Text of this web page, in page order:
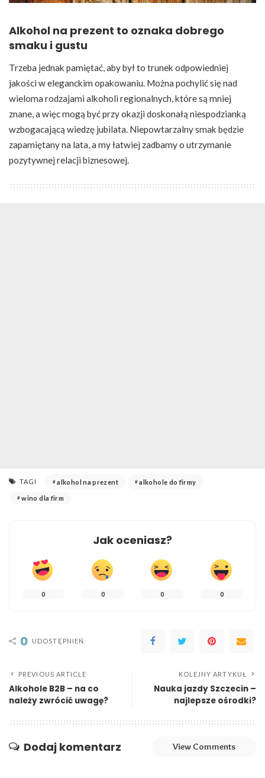
Alkohol na prezent to oznaka dobrego
smaku i gustu
Trzeba jednak pamiętać, aby był to trunek odpowiedniej
jakości w eleganckim opakowaniu. Można pochylić się nad
wieloma rodzajami alkoholi regionalnych, które są mniej
znane, a więc mogą być przy okazji doskonałą niespodzianką
wzbogacającą wiedzę jubilata. Niepowtarzalny smak będzie
zapamiętany na lata, a my łatwiej zadbamy o utrzymanie
pozytywnej relacji biznesowej.
TAGI alkohol na prezent alkohole do firmy
wino dla firm
Jak oceniasz?
0 0 0 0
0 UDOSTĘPNIEŃ
PREVIOUS ARTICLE
Alkohole B2B – na co
należy zwrócić uwagę?
KOLEJNY ARTYKUŁ
Nauka jazdy Szczecin –
najlepsze ośrodki?
Dodaj komentarz View Comments